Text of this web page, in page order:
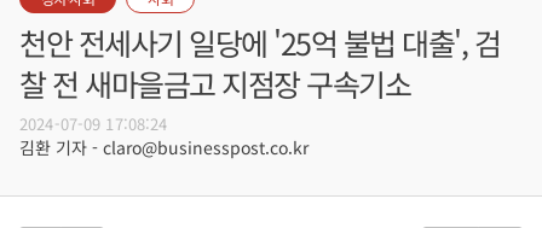
천안 전세사기 일당에 '25억 불법 대출', 검
찰 전 새마을금고 지점장 구속기소
2024-07-09 17:08:24
김환 기자 - claro@businesspost.co.kr